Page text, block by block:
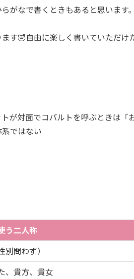
がなで書くときもあると思います
す🤣自由に楽しく書いていただけ
が対面でコバルトを呼ぶときは「
ではない
う二人称
別問わず）
、貴方、貴女